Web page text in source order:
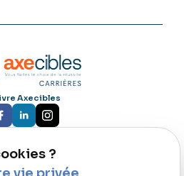
Axecibles
rejoindre :
du Molinel
?